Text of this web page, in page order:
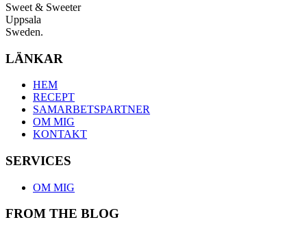
Sweet & Sweeter
Uppsala
Sweden.
LÄNKAR
HEM
RECEPT
SAMARBETSPARTNER
OM MIG
KONTAKT
SERVICES
OM MIG
FROM THE BLOG